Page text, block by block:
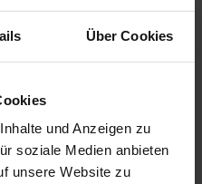
Über Cookies
und Anzeigen zu
soziale Medien anbieten
unsere Website zu
Gesellschaft.
39423367